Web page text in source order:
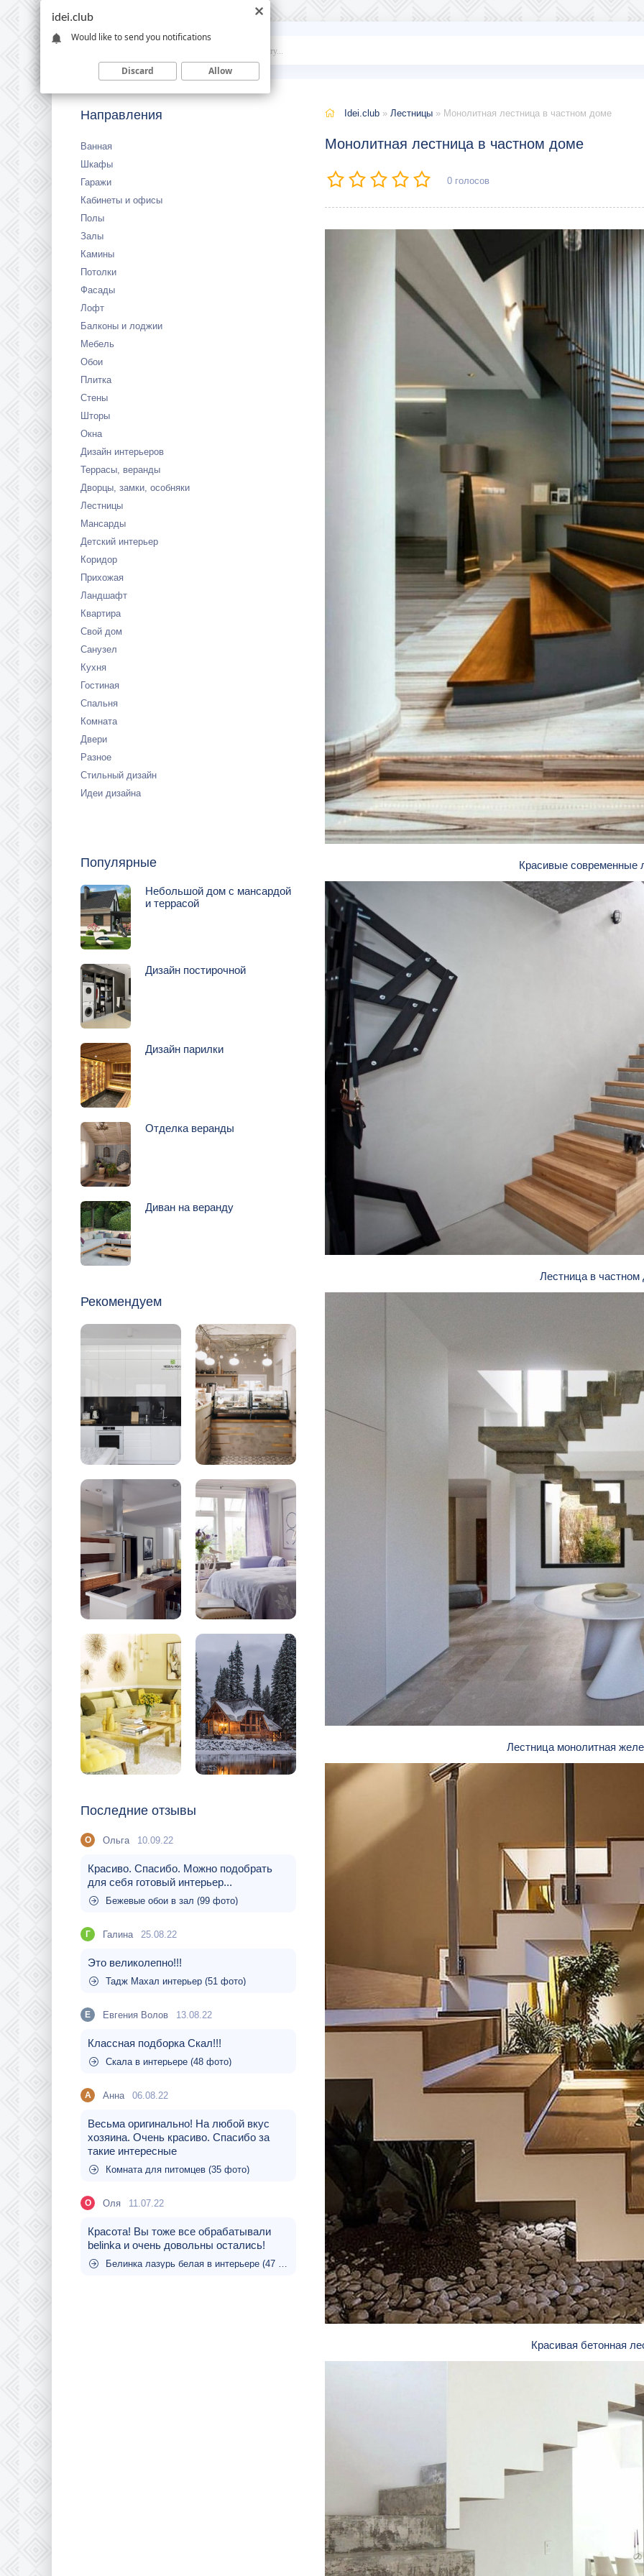
Idei
Направления
Ванная
Шкафы
Гаражи
Кабинеты и офисы
Полы
Залы
Камины
Потолки
Фасады
Лофт
Балконы и лоджии
Мебель
Обои
Плитка
Стены
Шторы
Окна
Дизайн интерьеров
Террасы, веранды
Дворцы, замки, особняки
Лестницы
Мансарды
Детский интерьер
Коридор
Прихожая
Ландшафт
Квартира
Свой дом
Санузел
Кухня
Гостиная
Спальня
Комната
Двери
Разное
Стильный дизайн
Идеи дизайна
Популярные
Небольшой дом с мансардой
и террасой
Дизайн постирочной
Дизайн парилки
Отделка веранды
Диван на веранду
Рекомендуем
Последние отзывы
О Ольга 10.09.22
Красиво. Спасибо. Можно подобрать
для себя готовый интерьер...
Бежевые обои в зал (99 фото)
Г Галина 25.08.22
Это великолепно!!!
Тадж Махал интерьер (51 фото)
Е Евгения Волов 13.08.22
Классная подборка Скал!!!
Скала в интерьере (48 фото)
A Aнна 06.08.22
Весьма оригинально! На любой вкус
хозяина. Очень красиво. Спасибо за
такие интересные
Комната для питомцев (35 фото)
О Оля 11.07.22
Красота! Вы тоже все обрабатывали
belinka и очень довольны остались!
Белинка лазурь белая в интерьере (47 фото)
Idei.club » Лестницы » Монолитная лестница в частном доме
Монолитная лестница в частном доме
0 голосов
Красивые современные
Лестница в
Лестница монолитная
Красивая бетонная
idei.club
Would like to send you notifications
Discard Allow